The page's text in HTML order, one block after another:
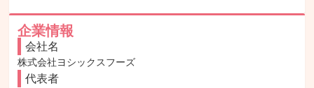
企業情報
会社名
株式会社ヨシックスフーズ
代表者